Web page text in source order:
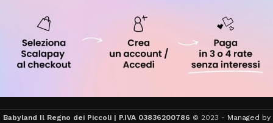
Babyland Il Regno dei Piccoli | P.IVA 03836200786 © 2023 - Managed by